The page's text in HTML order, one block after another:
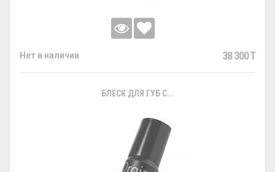
Нет в наличии 38 300 T
БЛЕСК ДЛЯ ГУБ С...